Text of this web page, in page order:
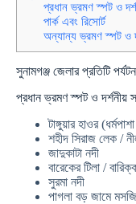
প্রধান ভ্রমণ স্পট ও
পার্ক এবং রিসোর্ট
অন্যান্য ভ্রমণ স্পট ও
সুনামগঞ্জ জেলার প্রতিটি
প্রধান ভ্রমণ স্পট ও দর্শনীয়
টাঙ্গুয়ার হাওর
শহীদ সিরাজ লেক /
জাদুকাটা নদী
বারেকের টিলা /
সুরমা নদী
পাগলা বড় জামে